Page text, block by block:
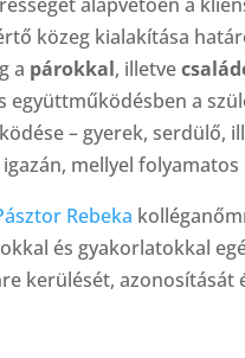
közeg kialakítása
a párokkal, illetve
együttműködésben a
– gyerek, serdülő,
mellyel
Rebeka
és gyakorlatokkal
kerülését,